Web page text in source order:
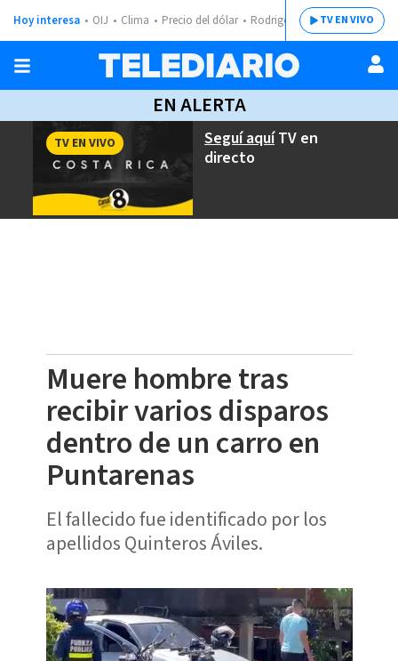
Hoy interesa OIJ Clima Precio del dólar Rodrigo ChavesTV EN VIVO
EN ALERTA
Seguí aquíTV en
directo
TV EN VIVO
Muere hombre tras
recibir varios disparos
dentro de un carro en
Puntarenas
El fallecido fue identificado por los
apellidos Quinteros Áviles.